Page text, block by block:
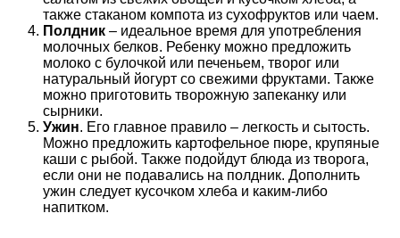
также стаканом компота из сухофруктов или чаем.
Полдник – идеальное время для употребления
молочных белков. Ребенку можно предложить
молоко с булочкой или печеньем, творог или
натуральный йогурт со свежими фруктами. Также
можно приготовить творожную запеканку или
сырники.
Ужин. Его главное правило – легкость и сытость.
Можно предложить картофельное пюре, крупяные
каши с рыбой. Также подойдут блюда из творога,
если они не подавались на полдник. Дополнить
ужин следует кусочком хлеба и каким-либо
напитком.